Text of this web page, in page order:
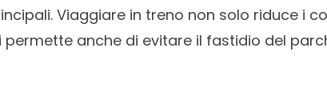
Viaggiare in treno non solo riduce i
permette anche di evitare il fastidio del